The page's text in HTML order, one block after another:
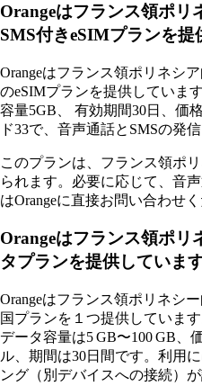
Orangeはフランス領ポリ
SMS付きeSIMプランを提
Orangeはフランス領ポリネシ
のeSIMプランを提供していま
容量5GB、 有効期間30日、価
ド33で、音声通話とSMSの発
このプランは、フランス領ポ
られます。必要に応じて、音
はOrangeに直接お問い合わせく
Orangeはフランス領ポリ
タプランを提供していま
Orangeはフランス領ポリネシ
国プランを１つ提供していま
データ容量は5 GB〜100 GB、
ル、期間は30日間です。利用
ング（別デバイスへの接続）